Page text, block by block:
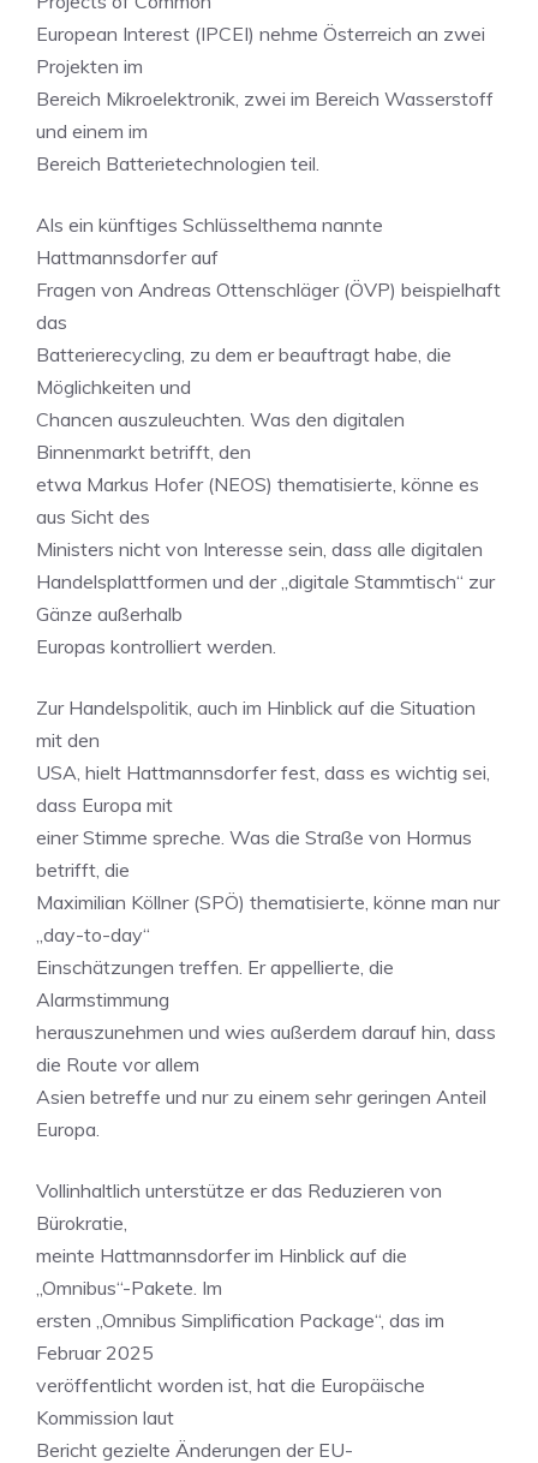
European Interest (IPCEI) nehme Österreich an zwei
Projekten im
Bereich Mikroelektronik, zwei im Bereich Wasserstoff
und einem im
Bereich Batterietechnologien teil.
Als ein künftiges Schlüsselthema nannte
Hattmannsdorfer auf
Fragen von Andreas Ottenschläger (ÖVP) beispielhaft
das
Batterierecycling, zu dem er beauftragt habe, die
Möglichkeiten und
Chancen auszuleuchten. Was den digitalen
Binnenmarkt betrifft, den
etwa Markus Hofer (NEOS) thematisierte, könne es
aus Sicht des
Ministers nicht von Interesse sein, dass alle digitalen
Handelsplattformen und der „digitale Stammtisch“ zur
Gänze außerhalb
Europas kontrolliert werden.
Zur Handelspolitik, auch im Hinblick auf die Situation
mit den
USA, hielt Hattmannsdorfer fest, dass es wichtig sei,
dass Europa mit
einer Stimme spreche. Was die Straße von Hormus
betrifft, die
Maximilian Köllner (SPÖ) thematisierte, könne man nur
„day-to-day“
Einschätzungen treffen. Er appellierte, die
Alarmstimmung
herauszunehmen und wies außerdem darauf hin, dass
die Route vor allem
Asien betreffe und nur zu einem sehr geringen Anteil
Europa.
Vollinhaltlich unterstütze er das Reduzieren von
Bürokratie,
meinte Hattmannsdorfer im Hinblick auf die
„Omnibus“-Pakete. Im
ersten „Omnibus Simplification Package“, das im
Februar 2025
veröffentlicht worden ist, hat die Europäische
Kommission laut
Bericht gezielte Änderungen der EU-